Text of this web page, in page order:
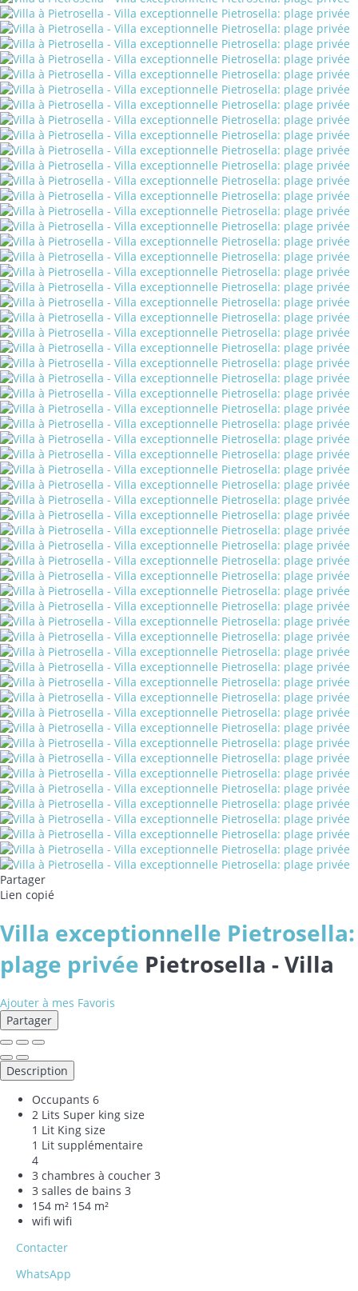
Partager
Lien copié
Villa exceptionnelle Pietrosella:
plage privée Pietrosella -Villa
Ajouter à mes Favoris
Partager
Description
Occupants 6
2 Lits Super king size
1 Lit King size
1 Lit supplémentaire
4
3 chambres à coucher 3
3 salles de bains 3
154 m² 154 m²
wifi wifi
Contacter
WhatsApp